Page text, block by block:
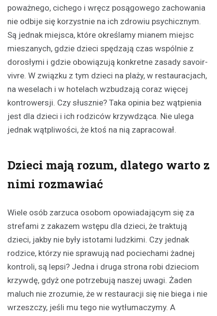
poważnego, cichego i wręcz posągowego zachowania
nie odbije się korzystnie na ich zdrowiu psychicznym.
Są jednak miejsca, które określamy mianem miejsc
mieszanych, gdzie dzieci spędzają czas wspólnie z
dorosłymi i gdzie obowiązują konkretne zasady savoir-
vivre. W związku z tym dzieci na plaży, w restauracjach,
na weselach i w hotelach wzbudzają coraz więcej
kontrowersji. Czy słusznie? Taka opinia bez wątpienia
jest dla dzieci i ich rodziców krzywdząca. Nie ulega
jednak wątpliwości, że ktoś na nią zapracował.
Dzieci mają rozum, dlatego warto z
nimi rozmawiać
Wiele osób zarzuca osobom opowiadającym się za
strefami z zakazem wstępu dla dzieci, że traktują
dzieci, jakby nie były istotami ludzkimi. Czy jednak
rodzice, którzy nie sprawują nad pociechami żadnej
kontroli, są lepsi? Jedna i druga strona robi dzieciom
krzywdę, gdyż one potrzebują naszej uwagi. Żaden
maluch nie zrozumie, że w restauracji się nie biega i nie
wrzeszczy, jeśli mu tego nie wytłumaczymy. A